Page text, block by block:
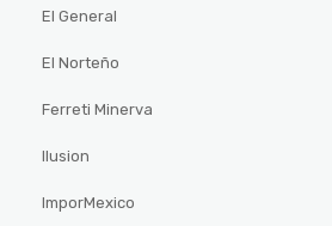
El General
El Norteño
Ferreti Minerva
Ilusion
ImporMexico